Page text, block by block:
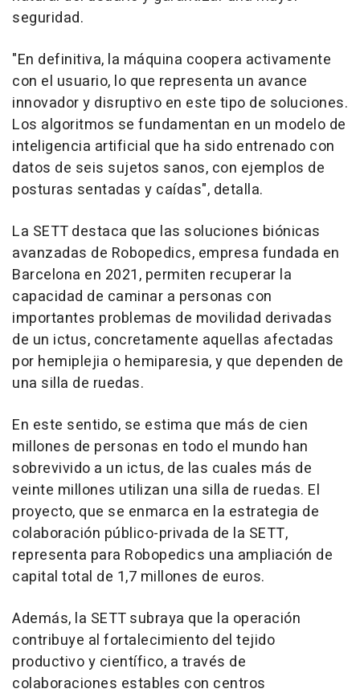
seguridad.
"En definitiva, la máquina coopera activamente
con el usuario, lo que representa un avance
innovador y disruptivo en este tipo de soluciones.
Los algoritmos se fundamentan en un modelo de
inteligencia artificial que ha sido entrenado con
datos de seis sujetos sanos, con ejemplos de
posturas sentadas y caídas", detalla.
La SETT destaca que las soluciones biónicas
avanzadas de Robopedics, empresa fundada en
Barcelona en 2021, permiten recuperar la
capacidad de caminar a personas con
importantes problemas de movilidad derivadas
de un ictus, concretamente aquellas afectadas
por hemiplejia o hemiparesia, y que dependen de
una silla de ruedas.
En este sentido, se estima que más de cien
millones de personas en todo el mundo han
sobrevivido a un ictus, de las cuales más de
veinte millones utilizan una silla de ruedas. El
proyecto, que se enmarca en la estrategia de
colaboración público-privada de la SETT,
representa para Robopedics una ampliación de
capital total de 1,7 millones de euros.
Además, la SETT subraya que la operación
contribuye al fortalecimiento del tejido
productivo y científico, a través de
colaboraciones estables con centros